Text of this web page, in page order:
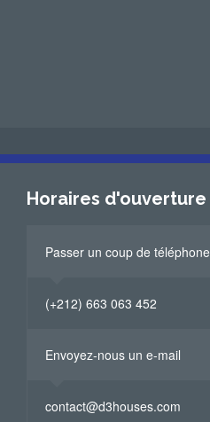
Horaires d'ouverture
Passer un coup de téléphone
(+212) 663 063 452
Envoyez-nous un e-mail
contact@d3houses.com